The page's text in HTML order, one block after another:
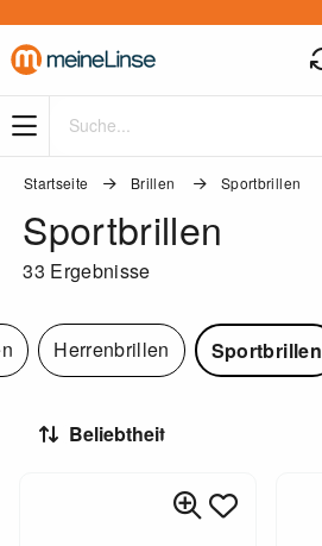
Zum Hauptinhalt springen
Startseite Brillen Sportbrillen
Sportbrillen
33 Ergebnisse
Herrenbrillen Sportbrillen